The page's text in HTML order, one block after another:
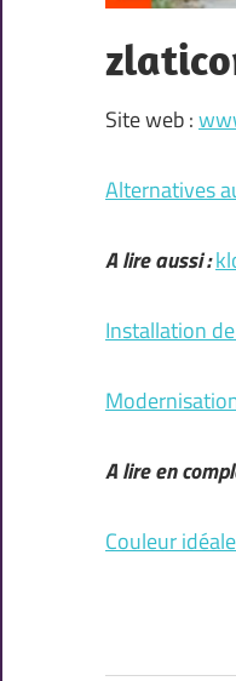
Site web :
Alternatives
A lire aussi :
Installation
A lire en
Couleur